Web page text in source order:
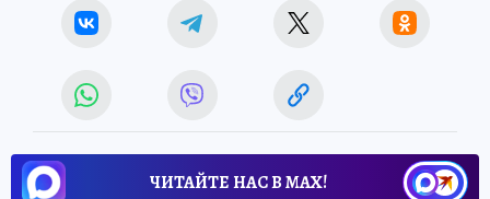
ЧИТАЙТЕ НАС В МАХ!